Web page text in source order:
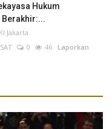
Hukum
Berakhir:...
Jakarta
0 46 Laporkan